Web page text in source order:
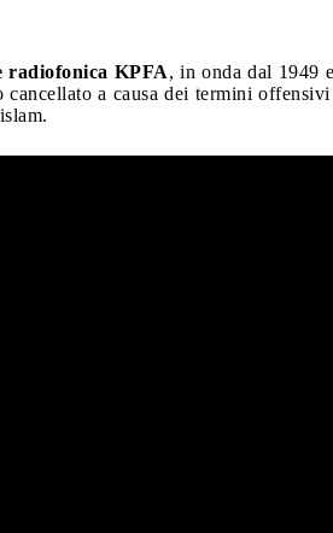
radiofonica KPFA, in onda dal 1949
a causa dei termini